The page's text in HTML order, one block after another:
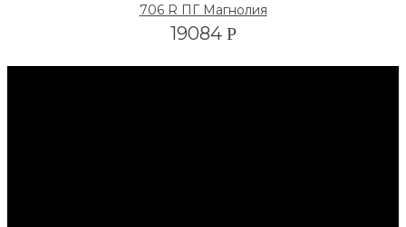
706 R ПГ Магнолия
19084 Р